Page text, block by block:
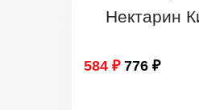
Нектарин
584 ₽ 776 ₽